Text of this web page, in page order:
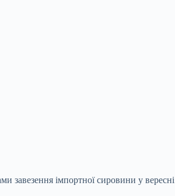
завезення імпортної сировини у вересні